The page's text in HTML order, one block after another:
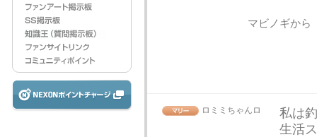
マビノギから
ロミミちゃんロ
私は
生活